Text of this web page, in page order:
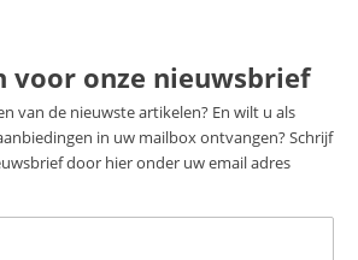
voor onze nieuwsbrief
van de nieuwste artikelen? En wilt u als
in uw mailbox ontvangen? Schrijf
door hier onder uw email adres